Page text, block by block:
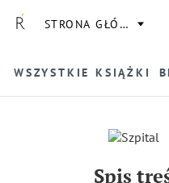
STRONA GŁÓWNA
WSZYSTKIE KSIĄŻKI
Spis